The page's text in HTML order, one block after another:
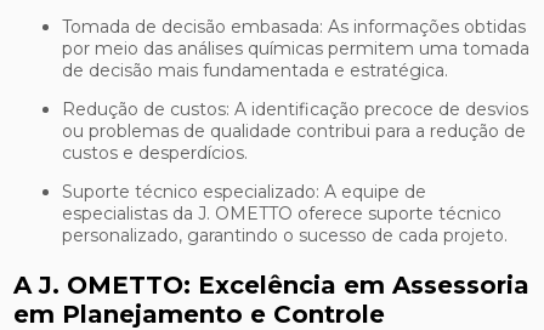
Tomada de decisão embasada: As informações obtidas
por meio das análises químicas permitem uma tomada
de decisão mais fundamentada e estratégica.
Redução de custos: A identificação precoce de desvios
ou problemas de qualidade contribui para a redução de
custos e desperdícios.
Suporte técnico especializado: A equipe de
especialistas da J. OMETTO oferece suporte técnico
personalizado, garantindo o sucesso de cada projeto.
A J. OMETTO: Excelência em Assessoria
em Planejamento e Controle